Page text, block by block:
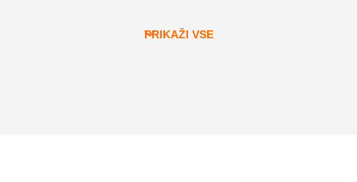
PRIKAŽI VSE